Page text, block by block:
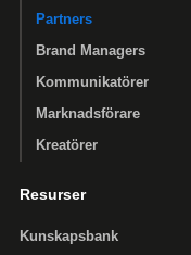
Partners
Brand Managers
Kommunikatörer
Marknadsförare
Kreatörer
Resurser
Kunskapsbank